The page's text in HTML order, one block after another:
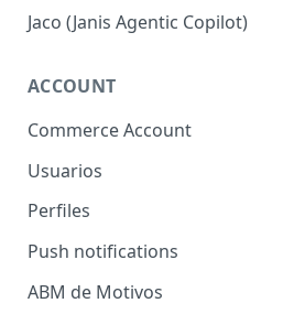
Requisitos mínimos para
utilizar la plataforma
Fulfillment
Jaco (Janis Agentic Copilot)
ACCOUNT
Commerce Account
Cuentas de comercio
Sales Channel (Canales de
Usuarios
Usuarios
Usuarios pendientes
Llaves de seguridad
Perfiles
Push notifications
ABM de Motivos